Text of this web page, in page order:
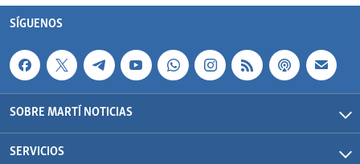
SÍGUENOS
SOBRE MARTÍ NOTICIAS
SERVICIOS